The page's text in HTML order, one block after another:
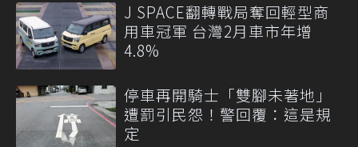
J SPACE翻轉戰局奪回輕型商
用車冠軍 台灣2月車市年增
4.8%
停車再開騎士「雙腳未著地」
遭罰引民怨！警回覆：這是規
定